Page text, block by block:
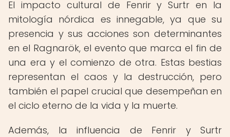
El impacto cultural de Fenrir y Surtr en la
mitología nórdica es innegable, ya que su
presencia y sus acciones son determinantes
en el Ragnarök, el evento que marca el fin de
una era y el comienzo de otra. Estas bestias
representan el caos y la destrucción, pero
también el papel crucial que desempeñan en
el ciclo eterno de la vida y la muerte.
Además, la influencia de Fenrir y Surtr